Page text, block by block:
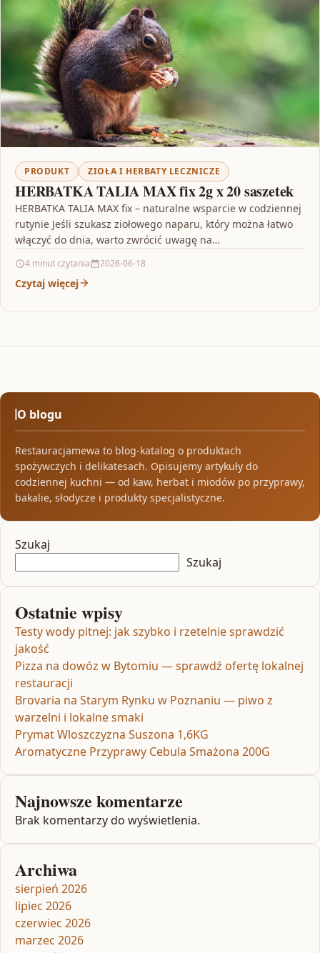
PRODUKT ZIOŁA I HERBATY LECZNICZE
HERBATKA TALIA MAX fix 2g x 20 saszetek
HERBATKA TALIA MAX fix – naturalne wsparcie w codziennej
rutynie Jeśli szukasz ziołowego naparu, który można łatwo
włączyć do dnia, warto zwrócić uwagę na…
4 minut czytania 2026-06-18
Czytaj więcej
O blogu
Restauracjamewa to blog-katalog o produktach
spożywczych i delikatesach. Opisujemy artykuły do
codziennej kuchni — od kaw, herbat i miodów po przyprawy,
bakalie, słodycze i produkty specjalistyczne.
Szukaj
Szukaj
Ostatnie wpisy
Testy wody pitnej: jak szybko i rzetelnie sprawdzić
jakość
Pizza na dowóz w Bytomiu — sprawdź ofertę lokalnej
restauracji
Brovaria na Starym Rynku w Poznaniu — piwo z
warzelni i lokalne smaki
Prymat Wloszczyzna Suszona 1,6KG
Aromatyczne Przyprawy Cebula Smażona 200G
Najnowsze komentarze
Brak komentarzy do wyświetlenia.
Archiwa
sierpień 2026
lipiec 2026
czerwiec 2026
marzec 2026